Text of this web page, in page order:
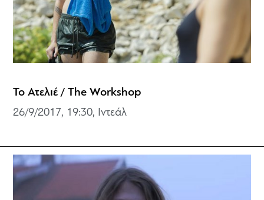
Το Ατελιέ / The Workshop
26/9/2017, 19:30, Ιντεάλ